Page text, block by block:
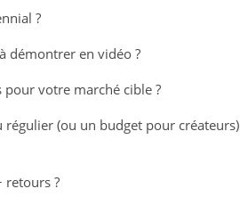
?
démontrer en vidéo ?
votre marché cible ?
(ou un budget pour créateurs)
retours ?